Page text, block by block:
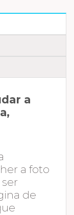
a
a foto
de